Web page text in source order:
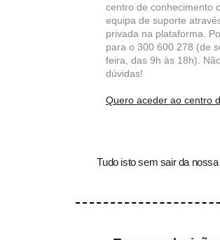
centro de conhecimento
equipa de suporte
privada na plataforma.
para o 300 600 278 (de
feira, das 9h às 18h).
dúvidas!
Quero aceder ao centro
Tudo isto sem sair da